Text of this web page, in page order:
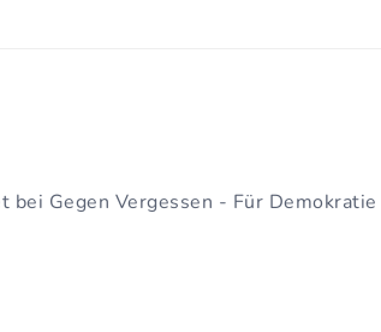
bei Gegen Vergessen - Für Demokratie